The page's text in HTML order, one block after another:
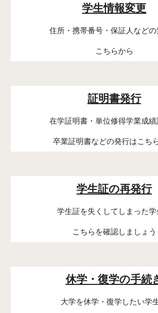
学生情報変更
住所・携帯番号・保証人などの
こちらから
証明書発行
在学証明書・単位修得学業成
卒業証明書などの発行はこち
学生証の再発行
学生証を失くしてしまった学
こちらを確認しましょう
休学・復学の手続
大学を休学・復学したい学